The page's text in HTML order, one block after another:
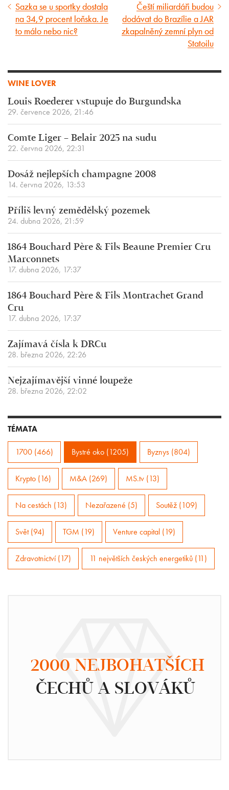
Předcházející
článek
Sazka se u sportky dostala
na 34,9 procent loňska. Je
to málo nebo nic?
Následující
článek
Čeští miliardáři budou
dodávat do Brazílie a JAR
zkapalněný zemní plyn od
Statoilu
WINE LOVER
Louis Roederer vstupuje do Burgundska
29. července 2026, 21:46
Comte Liger – Belair 2025 na sudu
22. června 2026, 22:31
Dosáž nejlepších champagne 2008
14. června 2026, 13:53
Příliš levný zemědělský pozemek
24. dubna 2026, 21:59
1864 Bouchard Père & Fils Beaune Premier Cru
Marconnets
17. dubna 2026, 17:37
1864 Bouchard Père & Fils Montrachet Grand
Cru
17. dubna 2026, 17:37
Zajímavá čísla k DRCu
28. března 2026, 22:26
Nejzajímavější vinné loupeže
28. března 2026, 22:02
TÉMATA
1700 (466) Bystré oko (1205) Byznys (804)
Krypto (16) M&A (269) MS.tv (13)
Na cestách (13) Nezařazené (5) Soutěž (109)
Svět (94) TGM (19) Venture capital (19)
Zdravotnictví (17) 11 největších českých energetiků (11)
2000 NEJBOHATŠÍCH
ČECHŮ A SLOVÁKŮ